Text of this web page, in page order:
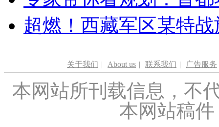
超燃！西藏军区某特
关于我们 | About us | 联系我们 | 广告服务
本网站所刊载信息，不
本网站稿